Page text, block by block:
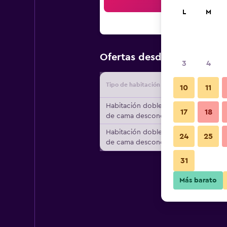
Ofertas desde Oferta
Tipo de habitación
Habitación doble, tipo
de cama desconocido
Habitación doble, tipo
de cama desconocido
L M
3 4
10 11
17 18
24 25
31
Más barato